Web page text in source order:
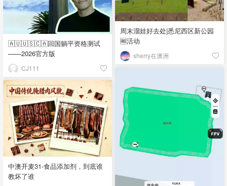
周末溜娃好去处|悉尼西区新公园
🆓活动
sherry在澳洲
🇦🇺🇺🇸🇨🇦回国躺平资格测试
——2026官方版
CJ111
中澳开麦31-食品添加剂，到底谁
教坏了谁